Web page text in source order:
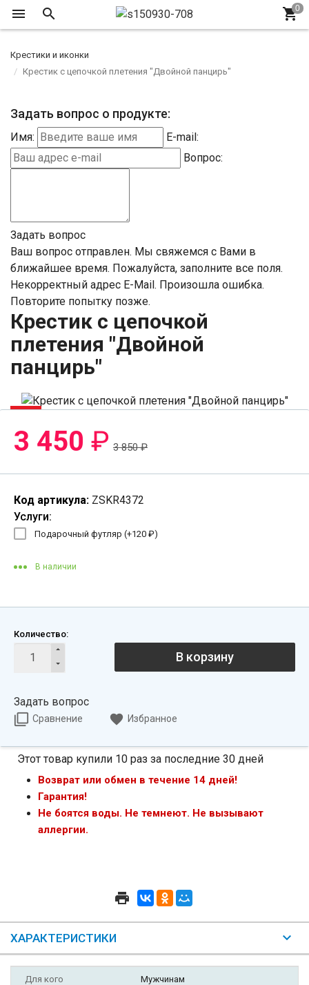
Крестики и иконки
Крестик с цепочкой плетения "Двойной панцирь"
Задать вопрос о продукте:
Имя:
E-mail:
Вопрос:
Задать вопрос
Ваш вопрос отправлен. Мы свяжемся с Вами в
ближайшее время. Пожалуйста, заполните все поля.
Некорректный адрес E-Mail. Произошла ошибка.
Повторите попытку позже.
Крестик с цепочкой
плетения "Двойной
панцирь"
-11%
3 450 ₽ 3 850₽
Код артикула: ZSKR4372
Услуги:
Подарочный футляр (+120 ₽)
В наличии
Количество:
В корзину
Задать вопрос
Сравнение Избранное
Этот товар купили 10 раз за последние 30 дней
Возврат или обмен в течение 14 дней!
Гарантия!
Не боятся воды. Не темнеют. Не вызывают
аллергии.
ХАРАКТЕРИСТИКИ
Для кого Мужчинам